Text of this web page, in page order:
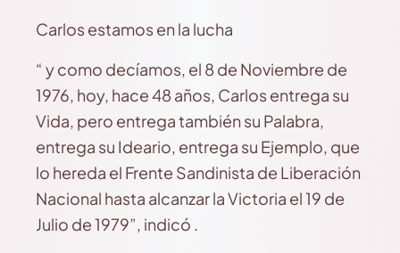
Carlos estamos en la lucha
“ y como decíamos, el 8 de Noviembre de
1976, hoy, hace 48 años, Carlos entrega su
Vida, pero entrega también su Palabra,
entrega su Ideario, entrega su Ejemplo, que
lo hereda el Frente Sandinista de Liberación
Nacional hasta alcanzar la Victoria el 19 de
Julio de 1979”, indicó .